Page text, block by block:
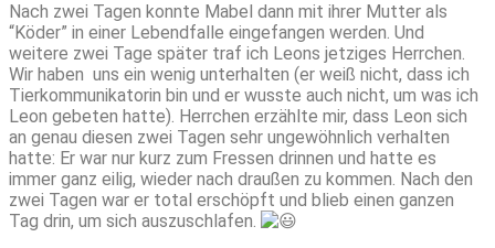
Nach zwei Tagen konnte Mabel dann mit ihrer Mutter als
“Köder” in einer Lebendfalle eingefangen werden. Und
weitere zwei Tage später traf ich Leons jetziges Herrchen.
Wir haben uns ein wenig unterhalten (er weiß nicht, dass ich
Tierkommunikatorin bin und er wusste auch nicht, um was ich
Leon gebeten hatte). Herrchen erzählte mir, dass Leon sich
an genau diesen zwei Tagen sehr ungewöhnlich verhalten
hatte: Er war nur kurz zum Fressen drinnen und hatte es
immer ganz eilig, wieder nach draußen zu kommen. Nach den
zwei Tagen war er total erschöpft und blieb einen ganzen
Tag drin, um sich auszuschlafen.